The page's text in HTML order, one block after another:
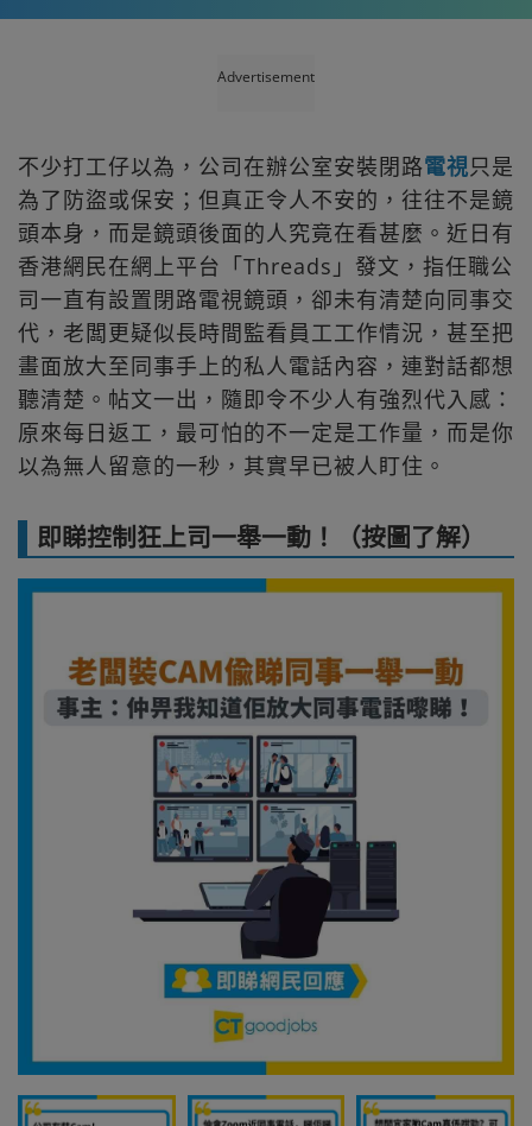
Advertisement
不少打工仔以為，公司在辦公室安裝閉路電視只是
為了防盜或保安；但真正令人不安的，往往不是鏡
頭本身，而是鏡頭後面的人究竟在看甚麼。近日有
香港網民在網上平台「Threads」發文，指任職公
司一直有設置閉路電視鏡頭，卻未有清楚向同事交
代，老闆更疑似長時間監看員工工作情況，甚至把
畫面放大至同事手上的私人電話內容，連對話都想
聽清楚。帖文一出，隨即令不少人有強烈代入感：
原來每日返工，最可怕的不一定是工作量，而是你
以為無人留意的一秒，其實早已被人盯住。
即睇控制狂上司一舉一動！（按圖了解）